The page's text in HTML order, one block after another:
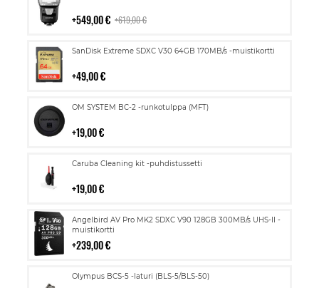
549,00 € 619,00 €
SanDisk Extreme SDXC V30 64GB 170MB/s -muistikortti
49,00 €
Lisää
OM SYSTEM BC-2 -runkotulppa (MFT)
19,00 €
Lisää
Caruba Cleaning kit -puhdistussetti
19,00 €
Lisää
Angelbird AV Pro MK2 SDXC V90 128GB 300MB/s UHS-II -
muistikortti
239,00 €
Lisää
ostoskoriin
Olympus BCS-5 -laturi (BLS-5/BLS-50)
Lisää